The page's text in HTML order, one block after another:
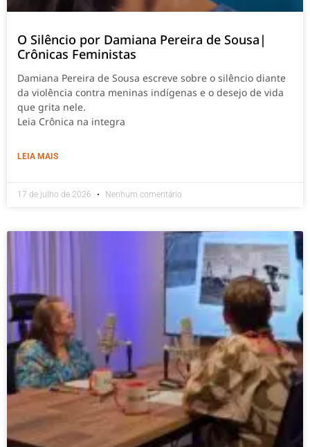
O Silêncio por Damiana Pereira de Sousa|
Crônicas Feministas
Damiana Pereira de Sousa escreve sobre o silêncio diante
da violência contra meninas indígenas e o desejo de vida
que grita nele.
Leia Crônica na integra
LEIA MAIS
17 de julho de 2026 Nenhum comentário